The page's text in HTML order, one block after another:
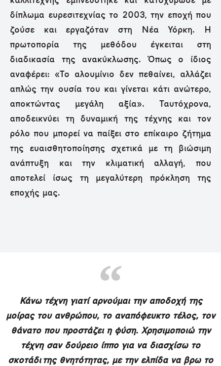
δίπλωμα ευρεσιτεχνίας το 2003, την εποχή που
ζούσε και εργαζόταν στη Νέα Υόρκη. Η
πρωτοπορία της μεθόδου έγκειται στη
διαδικασία της ανακύκλωσης. Όπως ο ίδιος
αναφέρει: «Το αλουμίνιο δεν πεθαίνει, αλλάζει
απλώς την ουσία του και γίνεται κάτι ανώτερο,
αποκτώντας μεγάλη αξία». Ταυτόχρονα,
αποδεικνύει τη δυναμική της τέχνης και τον
ρόλο που μπορεί να παίξει στο επίκαιρο ζήτημα
της ευαισθητοποίησης σχετικά με τη βιώσιμη
ανάπτυξη και την κλιματική αλλαγή, που
αποτελεί ίσως τη μεγαλύτερη πρόκληση της
εποχής μας.
Κάνω τέχνη γιατί αρνούμαι την αποδοχή της
μοίρας του ανθρώπου, το αναπόφευκτο τέλος, τον
θάνατο που προστάζει η φύση. Χρησιμοποιώ την
τέχνη σαν δούρειο ίππο για να διασχίσω το
σκοτάδι της θνητότητας, με την ελπίδα να βρω το